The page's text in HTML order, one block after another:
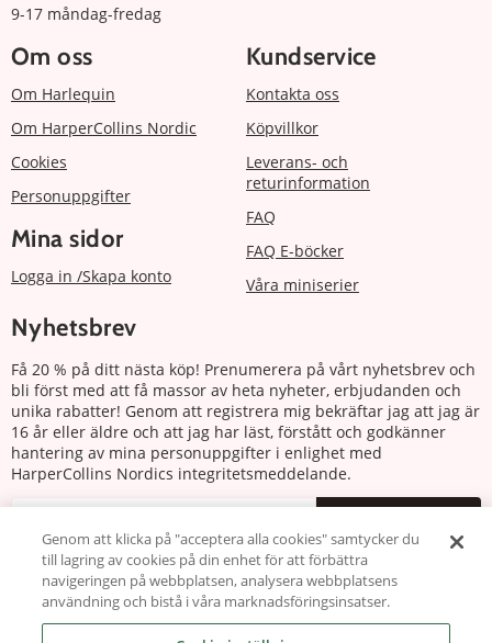
9-17 måndag-fredag
Om oss
Om Harlequin
Om HarperCollins Nordic
Cookies
Personuppgifter
Mina sidor
Logga in /Skapa konto
Kundservice
Kontakta oss
Köpvillkor
Leverans- och
returinformation
FAQ
FAQ E-böcker
Våra miniserier
Nyhetsbrev
Få 20 % på ditt nästa köp! Prenumerera på vårt nyhetsbrev och
bli först med att få massor av heta nyheter, erbjudanden och
unika rabatter! Genom att registrera mig bekräftar jag att jag är
16 år eller äldre och att jag har läst, förstått och godkänner
hantering av mina personuppgifter i enlighet med
HarperCollins Nordics integritetsmeddelande.
Följ oss
Genom att klicka på "acceptera alla cookies" samtycker du
till lagring av cookies på din enhet för att förbättra
navigeringen på webbplatsen, analysera webbplatsens
användning och bistå i våra marknadsföringsinsatser.